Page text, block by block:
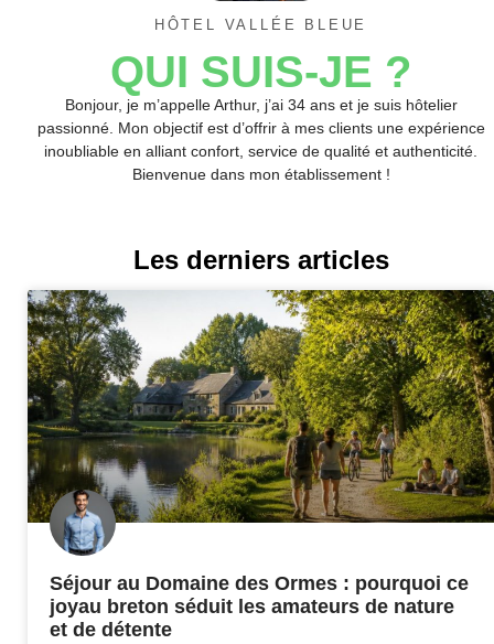
HÔTEL VALLÉE BLEUE
QUI SUIS-JE ?
Bonjour, je m’appelle Arthur, j’ai 34 ans et je suis hôtelier
passionné. Mon objectif est d’offrir à mes clients une expérience
inoubliable en alliant confort, service de qualité et authenticité.
Bienvenue dans mon établissement !
Les derniers articles
Séjour au Domaine des Ormes : pourquoi ce
joyau breton séduit les amateurs de nature
et de détente